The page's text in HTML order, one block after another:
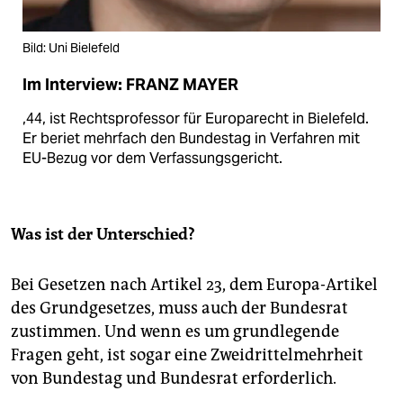
Bild: Uni Bielefeld
Im Interview: FRANZ MAYER
,44, ist Rechtsprofessor für Europarecht in Bielefeld.
Er beriet mehrfach den Bundestag in Verfahren mit
EU-Bezug vor dem Verfassungsgericht.
Was ist der Unterschied?
Bei Gesetzen nach Artikel 23, dem Europa-Artikel
des Grundgesetzes, muss auch der Bundesrat
zustimmen. Und wenn es um grundlegende
Fragen geht, ist sogar eine Zweidrittelmehrheit
von Bundestag und Bundesrat erforderlich.